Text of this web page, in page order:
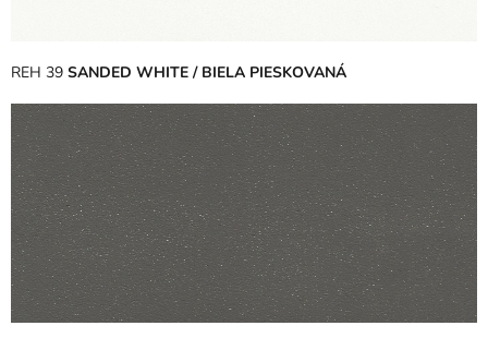
REH 39 SANDED WHITE / BIELA PIESKOVANÁ